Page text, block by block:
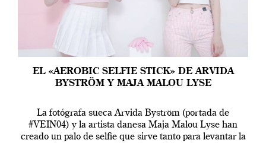
EL «AEROBIC SELFIE STICK» DE ARVIDA
BYSTRÖM Y MAJA MALOU LYSE
La fotógrafa sueca Arvida Byström (portada de
#VEIN04) y la artista danesa Maja Malou Lyse han
creado un palo de selfie que sirve tanto para levantar la